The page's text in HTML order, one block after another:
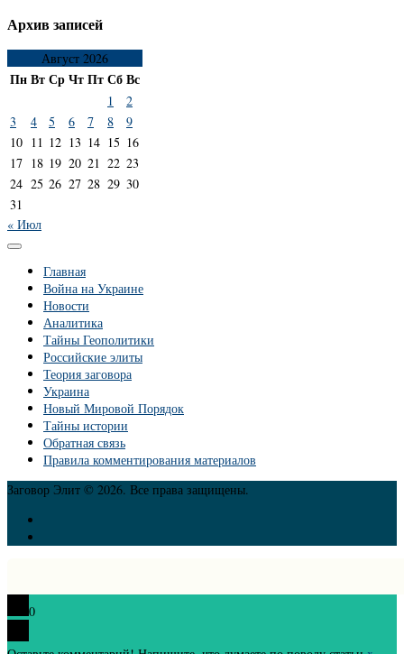
Архив записей
Август 2026
ПнВтСрЧтПтСбВс
1
2
3
4 5 6 7 8
9
10 11 12 13 14 15 16
17 18 19 20 21 22 23
24 25 26 27 28 29 30
31
« Июл
Главная
Война на Украине
Новости
Аналитика
Тайны Геополитики
Российские элиты
Теория заговора
Украина
Новый Мировой Порядок
Тайны истории
Обратная связь
Правила комментирования материалов
Заговор Элит © 2026. Все права защищены.
0